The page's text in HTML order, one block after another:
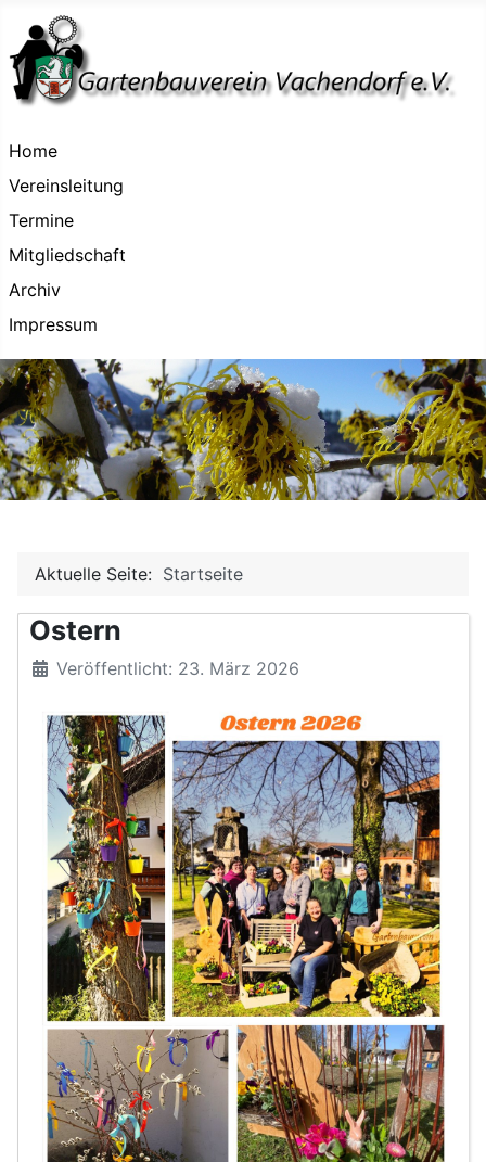
Home
Vereinsleitung
Termine
Mitgliedschaft
Archiv
Impressum
Aktuelle Seite: Startseite
Ostern
Veröffentlicht: 23. März 2026